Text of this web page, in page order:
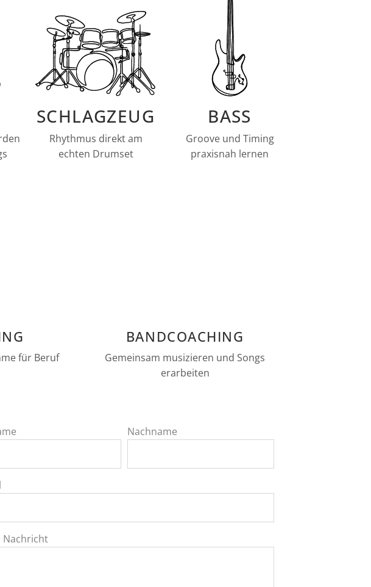
SCHLAGZEUG
Rhythmus direkt am
echten Drumset
BASS
Groove und Timing
praxisnah lernen
für Beruf
BANDCOACHING
Gemeinsam musizieren und Songs
erarbeiten
Nachname
Nachricht